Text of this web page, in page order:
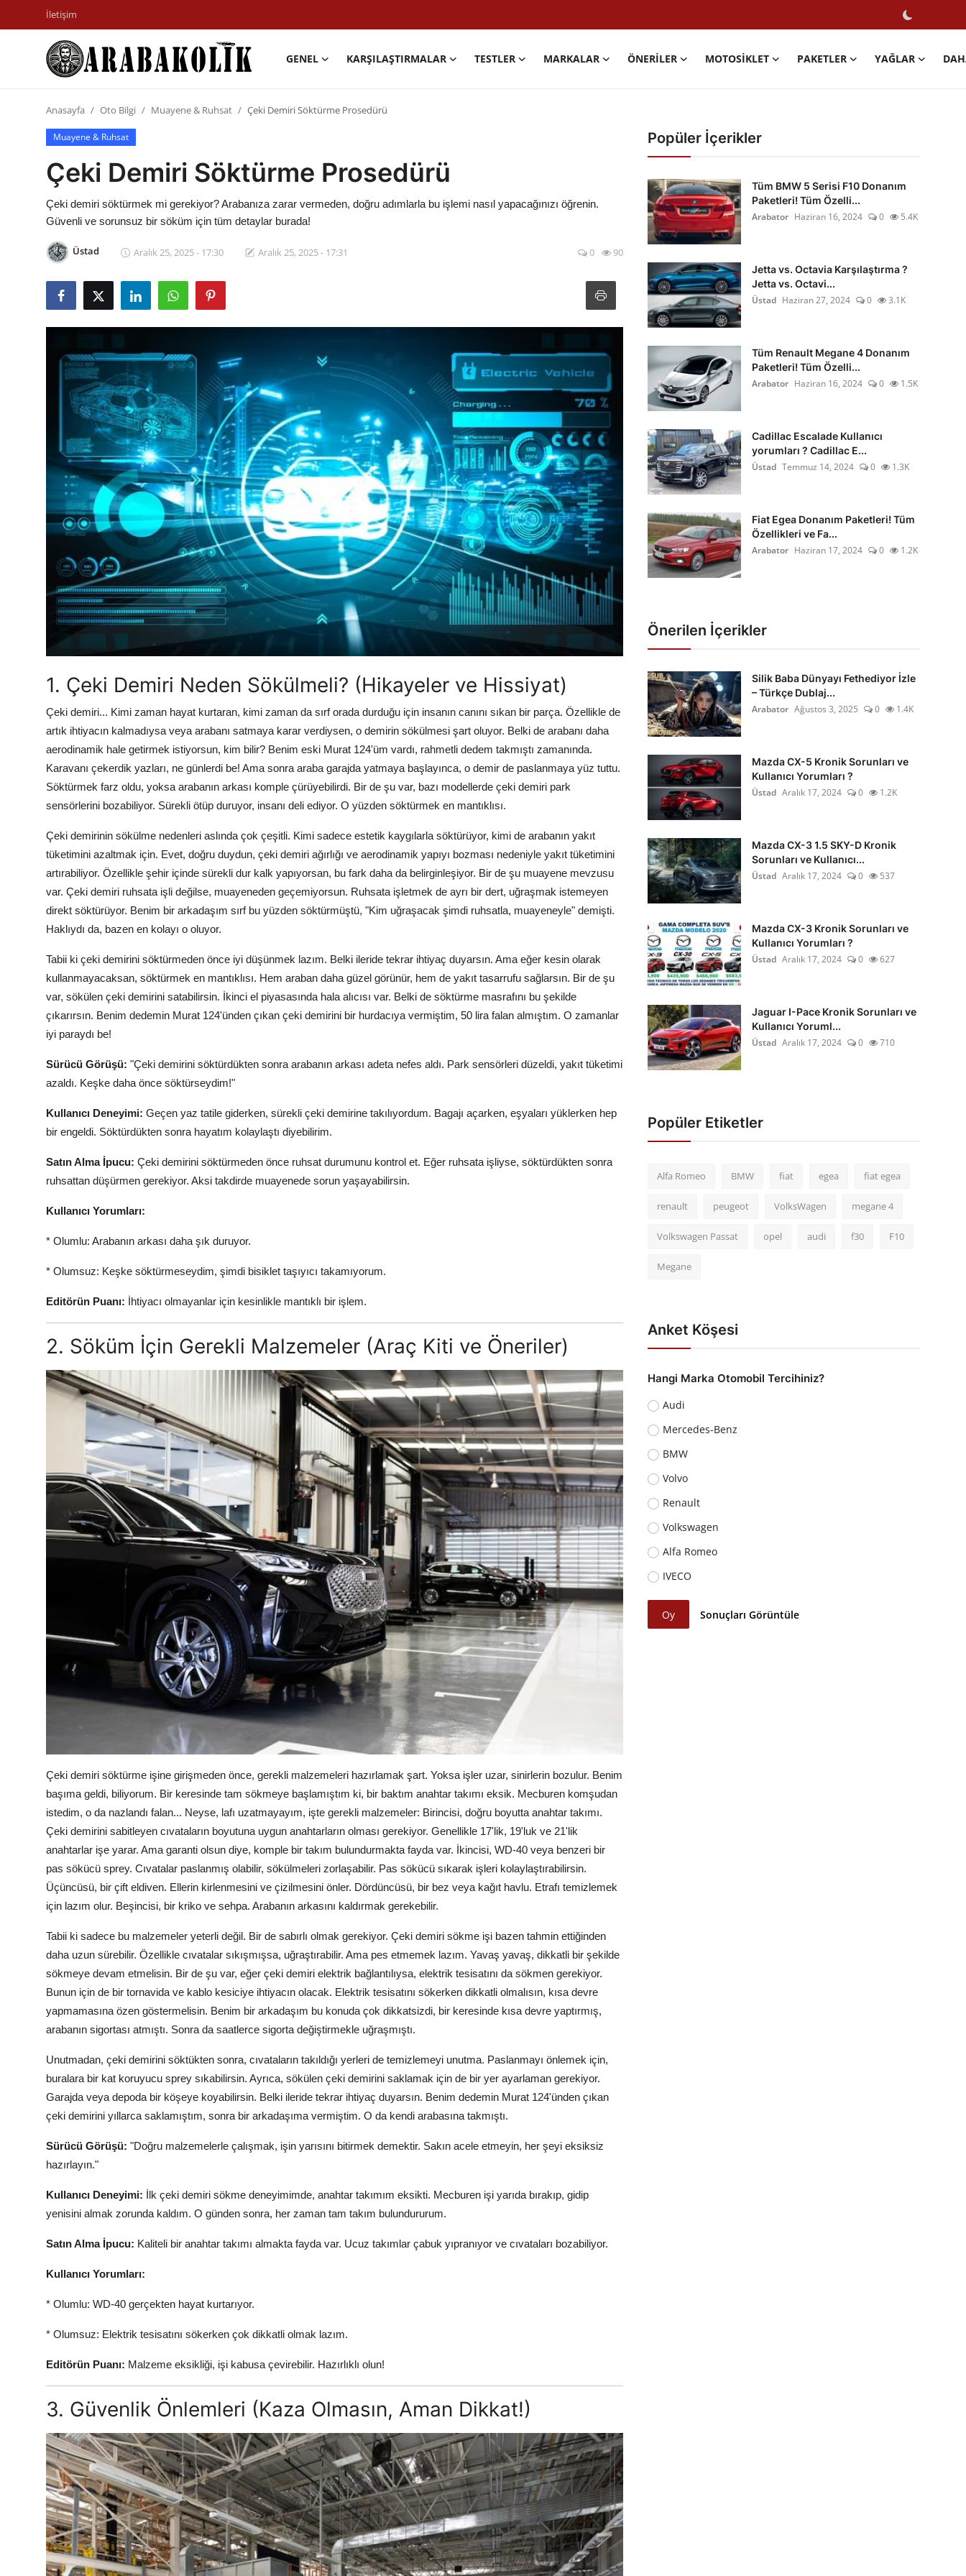
İletişim
GENEL KARŞILAŞTIRMALAR TESTLER MARKALAR ÖNERILER MOTOSIKLET PAKETLER YAĞLAR
Markalar
Öneriler
Motosiklet
Paketler
Anasayfa Oto Bilgi Muayene & Ruhsat Çeki Demiri Söktürme Prosedürü
Muayene & Ruhsat
Çeki Demiri Söktürme Prosedürü
Çeki demiri söktürmek mi gerekiyor? Arabanıza zarar vermeden, doğru adımlarla bu işlemi nasıl yapacağınızı öğrenin.
Güvenli ve sorunsuz bir söküm için tüm detaylar burada!
Üstad Aralık 25, 2025 - 17:30 Aralık 25, 2025 - 17:31 0 90
1. Çeki Demiri Neden Sökülmeli? (Hikayeler ve Hissiyat)
Çeki demiri... Kimi zaman hayat kurtaran, kimi zaman da sırf orada durduğu için insanın canını sıkan bir parça. Özellikle de
artık ihtiyacın kalmadıysa veya arabanı satmaya karar verdiysen, o demirin sökülmesi şart oluyor. Belki de arabanı daha
aerodinamik hale getirmek istiyorsun, kim bilir? Benim eski Murat 124'üm vardı, rahmetli dedem takmıştı zamanında.
Karavanı çekerdik yazları, ne günlerdi be! Ama sonra araba garajda yatmaya başlayınca, o demir de paslanmaya yüz tuttu.
Söktürmek farz oldu, yoksa arabanın arkası komple çürüyebilirdi. Bir de şu var, bazı modellerde çeki demiri park
sensörlerini bozabiliyor. Sürekli ötüp duruyor, insanı deli ediyor. O yüzden söktürmek en mantıklısı.
Çeki demirinin sökülme nedenleri aslında çok çeşitli. Kimi sadece estetik kaygılarla söktürüyor, kimi de arabanın yakıt
tüketimini azaltmak için. Evet, doğru duydun, çeki demiri ağırlığı ve aerodinamik yapıyı bozması nedeniyle yakıt tüketimini
artırabiliyor. Özellikle şehir içinde sürekli dur kalk yapıyorsan, bu fark daha da belirginleşiyor. Bir de şu muayene mevzusu
var. Çeki demiri ruhsata işli değilse, muayeneden geçemiyorsun. Ruhsata işletmek de ayrı bir dert, uğraşmak istemeyen
direkt söktürüyor. Benim bir arkadaşım sırf bu yüzden söktürmüştü, "Kim uğraşacak şimdi ruhsatla, muayeneyle" demişti.
Haklıydı da, bazen en kolayı o oluyor.
Tabii ki çeki demirini söktürmeden önce iyi düşünmek lazım. Belki ileride tekrar ihtiyaç duyarsın. Ama eğer kesin olarak
kullanmayacaksan, söktürmek en mantıklısı. Hem araban daha güzel görünür, hem de yakıt tasarrufu sağlarsın. Bir de şu
var, sökülen çeki demirini satabilirsin. İkinci el piyasasında hala alıcısı var. Belki de söktürme masrafını bu şekilde
çıkarırsın. Benim dedemin Murat 124'ünden çıkan çeki demirini bir hurdacıya vermiştim, 50 lira falan almıştım. O zamanlar
iyi paraydı be!
Sürücü Görüşü: "Çeki demirini söktürdükten sonra arabanın arkası adeta nefes aldı. Park sensörleri düzeldi, yakıt tüketimi
azaldı. Keşke daha önce söktürseydim!"
Kullanıcı Deneyimi: Geçen yaz tatile giderken, sürekli çeki demirine takılıyordum. Bagajı açarken, eşyaları yüklerken hep
bir engeldi. Söktürdükten sonra hayatım kolaylaştı diyebilirim.
Satın Alma İpucu: Çeki demirini söktürmeden önce ruhsat durumunu kontrol et. Eğer ruhsata işliyse, söktürdükten sonra
ruhsattan düşürmen gerekiyor. Aksi takdirde muayenede sorun yaşayabilirsin.
Kullanıcı Yorumları:
* Olumlu: Arabanın arkası daha şık duruyor.
* Olumsuz: Keşke söktürmeseydim, şimdi bisiklet taşıyıcı takamıyorum.
Editörün Puanı: İhtiyacı olmayanlar için kesinlikle mantıklı bir işlem.
2. Söküm İçin Gerekli Malzemeler (Araç Kiti ve Öneriler)
Çeki demiri söktürme işine girişmeden önce, gerekli malzemeleri hazırlamak şart. Yoksa işler uzar, sinirlerin bozulur. Benim
başıma geldi, biliyorum. Bir keresinde tam sökmeye başlamıştım ki, bir baktım anahtar takımı eksik. Mecburen komşudan
istedim, o da nazlandı falan... Neyse, lafı uzatmayayım, işte gerekli malzemeler: Birincisi, doğru boyutta anahtar takımı.
Çeki demirini sabitleyen cıvataların boyutuna uygun anahtarların olması gerekiyor. Genellikle 17'lik, 19'luk ve 21'lik
anahtarlar işe yarar. Ama garanti olsun diye, komple bir takım bulundurmakta fayda var. İkincisi, WD-40 veya benzeri bir
pas sökücü sprey. Cıvatalar paslanmış olabilir, sökülmeleri zorlaşabilir. Pas sökücü sıkarak işleri kolaylaştırabilirsin.
Üçüncüsü, bir çift eldiven. Ellerin kirlenmesini ve çizilmesini önler. Dördüncüsü, bir bez veya kağıt havlu. Etrafı temizlemek
için lazım olur. Beşincisi, bir kriko ve sehpa. Arabanın arkasını kaldırmak gerekebilir.
Tabii ki sadece bu malzemeler yeterli değil. Bir de sabırlı olmak gerekiyor. Çeki demiri sökme işi bazen tahmin ettiğinden
daha uzun sürebilir. Özellikle cıvatalar sıkışmışsa, uğraştırabilir. Ama pes etmemek lazım. Yavaş yavaş, dikkatli bir şekilde
sökmeye devam etmelisin. Bir de şu var, eğer çeki demiri elektrik bağlantılıysa, elektrik tesisatını da sökmen gerekiyor.
Bunun için de bir tornavida ve kablo kesiciye ihtiyacın olacak. Elektrik tesisatını sökerken dikkatli olmalısın, kısa devre
yapmamasına özen göstermelisin. Benim bir arkadaşım bu konuda çok dikkatsizdi, bir keresinde kısa devre yaptırmış,
arabanın sigortası atmıştı. Sonra da saatlerce sigorta değiştirmekle uğraşmıştı.
Unutmadan, çeki demirini söktükten sonra, cıvataların takıldığı yerleri de temizlemeyi unutma. Paslanmayı önlemek için,
buralara bir kat koruyucu sprey sıkabilirsin. Ayrıca, sökülen çeki demirini saklamak için de bir yer ayarlaman gerekiyor.
Garajda veya depoda bir köşeye koyabilirsin. Belki ileride tekrar ihtiyaç duyarsın. Benim dedemin Murat 124'ünden çıkan
çeki demirini yıllarca saklamıştım, sonra bir arkadaşıma vermiştim. O da kendi arabasına takmıştı.
Sürücü Görüşü: "Doğru malzemelerle çalışmak, işin yarısını bitirmek demektir. Sakın acele etmeyin, her şeyi eksiksiz
hazırlayın."
Kullanıcı Deneyimi: İlk çeki demiri sökme deneyimimde, anahtar takımım eksikti. Mecburen işi yarıda bırakıp, gidip
yenisini almak zorunda kaldım. O günden sonra, her zaman tam takım bulundururum.
Satın Alma İpucu: Kaliteli bir anahtar takımı almakta fayda var. Ucuz takımlar çabuk yıpranıyor ve cıvataları bozabiliyor.
Kullanıcı Yorumları:
* Olumlu: WD-40 gerçekten hayat kurtarıyor.
* Olumsuz: Elektrik tesisatını sökerken çok dikkatli olmak lazım.
Editörün Puanı: Malzeme eksikliği, işi kabusa çevirebilir. Hazırlıklı olun!
3. Güvenlik Önlemleri (Kaza Olmasın, Aman Dikkat!)
Popüler İçerikler
Tüm BMW 5 Serisi F10 Donanım
Paketleri! Tüm Özelli...
Arabator Haziran 16, 2024 0 5.4K
Jetta vs. Octavia Karşılaştırma ?
Jetta vs. Octavi...
Üstad Haziran 27, 2024 0 3.1K
Tüm Renault Megane 4 Donanım
Paketleri! Tüm Özelli...
Arabator Haziran 16, 2024 0 1.5K
Cadillac Escalade Kullanıcı
yorumları ? Cadillac E...
Üstad Temmuz 14, 2024 0 1.3K
Fiat Egea Donanım Paketleri! Tüm
Özellikleri ve Fa...
Arabator Haziran 17, 2024 0 1.2K
Önerilen İçerikler
Silik Baba Dünyayı Fethediyor İzle
– Türkçe Dublaj...
Arabator Ağustos 3, 2025 0 1.4K
Mazda CX-5 Kronik Sorunları ve
Kullanıcı Yorumları ?
Üstad Aralık 17, 2024 0 1.2K
Mazda CX-3 1.5 SKY-D Kronik
Sorunları ve Kullanıcı...
Üstad Aralık 17, 2024 0 537
Mazda CX-3 Kronik Sorunları ve
Kullanıcı Yorumları ?
Üstad Aralık 17, 2024 0 627
Jaguar I-Pace Kronik Sorunları ve
Kullanıcı Yoruml...
Üstad Aralık 17, 2024 0 710
Popüler Etiketler
Alfa Romeo BMW fiat egea fiat egea
renault peugeot VolksWagen megane 4
Volkswagen Passat opel audi f30 F10
Megane
Anket Köşesi
Hangi Marka Otomobil Tercihiniz?
Audi
Mercedes-Benz
BMW
Volvo
Renault
Volkswagen
Alfa Romeo
IVECO
Oy Sonuçları Görüntüle